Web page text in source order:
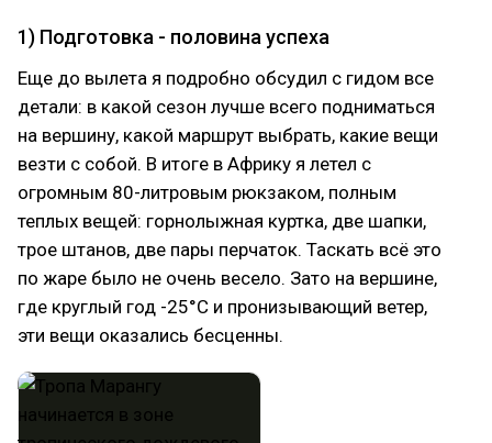
1) Подготовка - половина успеха
Еще до вылета я подробно обсудил с гидом все
детали: в какой сезон лучше всего подниматься
на вершину, какой маршрут выбрать, какие вещи
везти с собой. В итоге в Африку я летел с
огромным 80-литровым рюкзаком, полным
теплых вещей: горнолыжная куртка, две шапки,
трое штанов, две пары перчаток. Таскать всё это
по жаре было не очень весело. Зато на вершине,
где круглый год -25°С и пронизывающий ветер,
эти вещи оказались бесценны.